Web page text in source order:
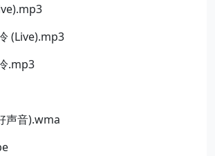
(Live).mp3
.mp3
声音).wma